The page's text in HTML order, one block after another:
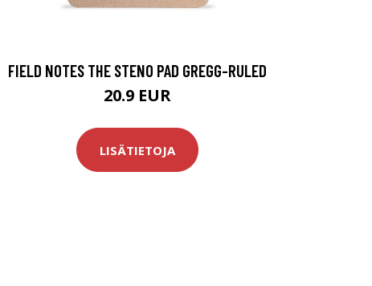
FIELD NOTES THE STENO PAD GREGG-RULED
20.9 EUR
LISÄTIETOJA